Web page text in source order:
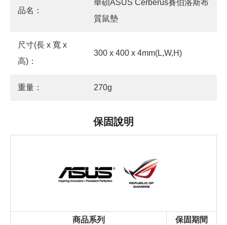
品名：
華碩ASUS Cerberus賽伯洛斯布
質鼠墊
尺寸(長 x 寬 x
高)：
300 x 400 x 4mm(L,W,H)
重量： 270g
保固說明
商品系列
保固期間